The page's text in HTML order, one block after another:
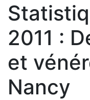
2011 :
et
Nancy